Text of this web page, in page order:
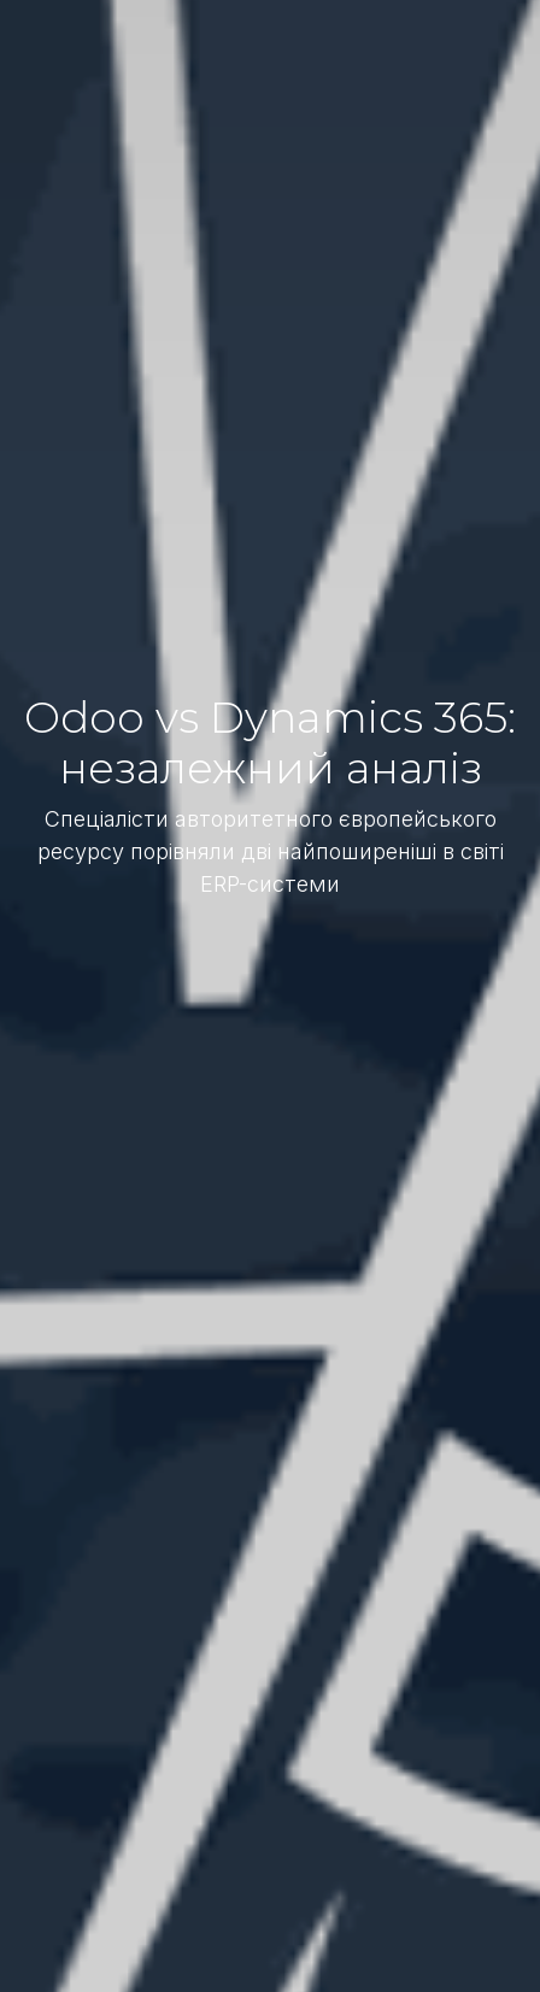
Odoo vs Dynamics 365:
незалежний аналіз
Спеціалісти авторитетного європейського
ресурсу порівняли дві найпоширеніші в світі
ERP-системи